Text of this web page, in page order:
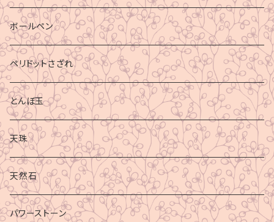
ボールペン
ペリドットさざれ
とんぼ玉
天珠
天然石
パワーストーン